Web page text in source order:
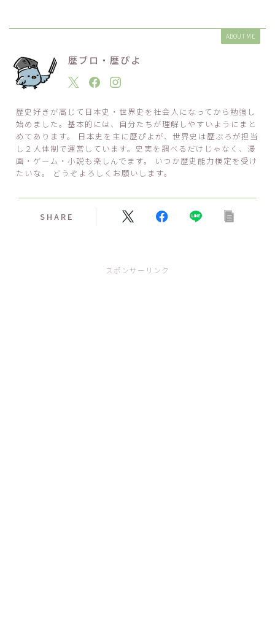
ABOUT ME
歴ブロ・歴ぴよ
歴史好きが高じて日本史・世界史を社会人になってから勉強し
始めました。基本的には、自分たちが理解しやすいようにまと
めてあります。 日本史を主に歴ぴよが、世界史は歴ぶろが担当
し２人体制で運営しています。史実を調べるだけじゃなく、漫
画・ゲーム・小説も楽しんでます。 いつか歴史能力検定を受け
たいな。 どうぞよろしくお願いします。
SHARE
スポンサーリンク